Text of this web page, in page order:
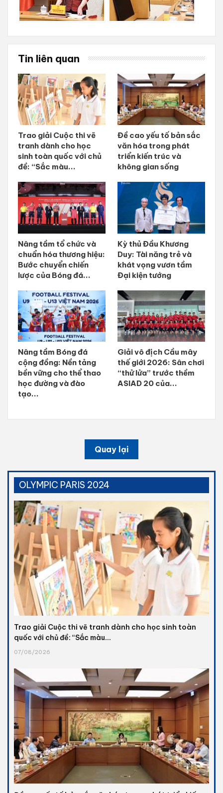
Tin liên quan
Trao giải Cuộc thi vẽ
tranh dành cho học
sinh toàn quốc với chủ
đề: “Sắc màu...
Đề cao yếu tố bản sắc
văn hóa trong phát
triển kiến trúc và
không gian sống
Nâng tầm tổ chức và
chuẩn hóa thương hiệu:
Bước chuyển chiến
lược của Bóng đá...
Kỳ thủ Đầu Khương
Duy: Tài năng trẻ và
khát vọng vươn tầm
Đại kiện tướng
Nâng tầm Bóng đá
cộng đồng: Nền tảng
bền vững cho thể thao
học đường và đào
tạo...
Giải vô địch Cầu mây
thế giới 2026: Sân chơi
“thử lửa” trước thềm
ASIAD 20 của...
Quay lại
OLYMPIC PARIS 2024
Trao giải Cuộc thi vẽ tranh dành cho học sinh toàn
quốc với chủ đề: “Sắc màu...
07/08/2026